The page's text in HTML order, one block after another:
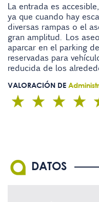
La entrada es
ya que cuando hay
diversas rampas o el
gran amplitud. Los
aparcar en el parking
reservadas para
reducida de los
VALORACIÓN DE
DATOS